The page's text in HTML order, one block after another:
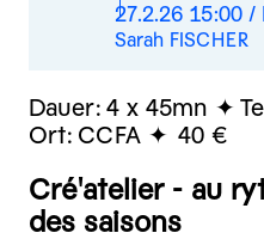
27.2.26 15:00 /
Sarah FISCHER
Dauer: 4 x 45mn
Ort: CCFA 40 €
Cré'atelier - au
des saisons